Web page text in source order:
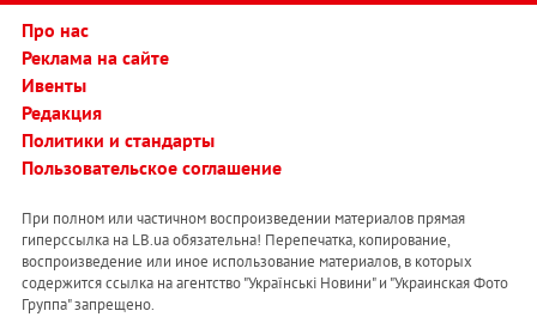
Про нас
Реклама на сайте
Ивенты
Редакция
Политики и стандарты
Пользовательское соглашение
При полном или частичном воспроизведении материалов прямая
гиперссылка на LB.ua обязательна! Перепечатка, копирование,
воспроизведение или иное использование материалов, в которых
содержится ссылка на агентство "Українськi Новини" и "Украинская Фото
Группа" запрещено.